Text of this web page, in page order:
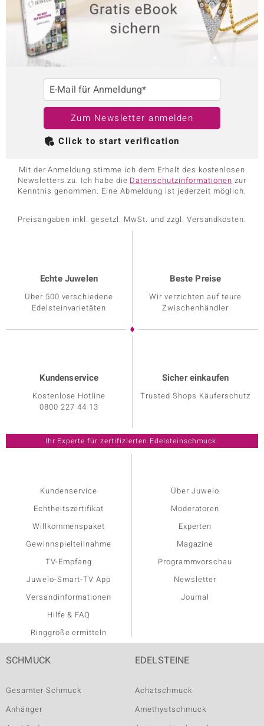
E-Mail für Anmeldung*
Zum Newsletter anmelden
Click to start verification
Mit der Anmeldung stimme ich dem Erhalt des kostenlosen
Newsletters zu. Ich habe die Datenschutzinformationen zur
Kenntnis genommen. Eine Abmeldung ist jederzeit möglich.
Preisangaben inkl. gesetzl. MwSt. und zzgl. Versandkosten.
Echte Juwelen
Über 500 verschiedene
Edelsteinvarietäten
Beste Preise
Wir verzichten auf teure
Zwischenhändler
Kundenservice
Kostenlose Hotline
0800 227 44 13
Sicher einkaufen
Trusted Shops Käuferschutz
Kundenservice
Echtheitszertifikat
Willkommenspaket
Gewinnspielteilnahme
TV-Empfang
Juwelo-Smart-TV App
Versandinformationen
Hilfe & FAQ
Ringgröße ermitteln
Über Juwelo
Moderatoren
Experten
Magazine
Programmvorschau
Newsletter
Journal
SCHMUCK
Gesamter Schmuck
Anhänger
EDELSTEINE
Achatschmuck
Amethystschmuck